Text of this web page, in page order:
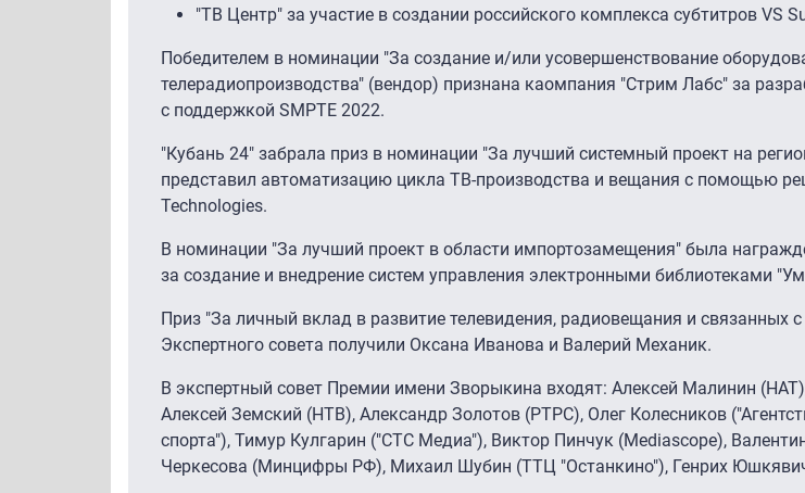
"ТВ Центр" за участие в создании российского комплекса субтитров VS
Победителем в номинации "За создание и/или усовершенствование
телерадиопроизводства" (вендор) признана каомпания "Стрим Лабс" за
с поддержкой SMPTE 2022.
"Кубань 24″ забрала приз в номинации "За лучший системный проект на
представил автоматизацию цикла ТВ-производства и вещания с помощью
Technologies.
В номинации "За лучший проект в области импортозамещения" была
за создание и внедрение систем управления электронными библиотеками
Приз "За личный вклад в развитие телевидения, радиовещания и связанных
Экспертного совета получили Оксана Иванова и Валерий Механик.
В экспертный совет Премии имени Зворыкина входят: Алексей Малинин
Алексей Земский (НТВ), Александр Золотов (РТРС), Олег Колесников
спорта"), Тимур Кулгарин ("СТС Медиа"), Виктор Пинчук (Mediascope),
Черкесова (Минцифры РФ), Михаил Шубин (ТТЦ "Останкино"), Генрих